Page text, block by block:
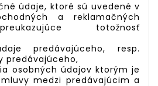
údaje, ktoré sú uvedené v
a reklamačných
totožnosť
predávajúceho, resp.
predávajúceho,
osobných údajov ktorým je
medzi predávajúcim a